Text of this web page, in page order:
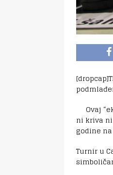
Ovaj
ni kriva
godine
Turnir u